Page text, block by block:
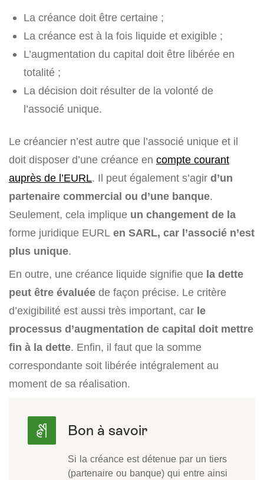
La créance doit être certaine ;
La créance est à la fois liquide et exigible ;
L’augmentation du capital doit être libérée en
totalité ;
La décision doit résulter de la volonté de
l’associé unique.
Le créancier n’est autre que l’associé unique et il
doit disposer d’une créance en compte courant
auprès de l’EURL. Il peut également s’agir d’un
partenaire commercial ou d’une banque.
Seulement, cela implique un changement de la
forme juridique EURL en SARL, car l’associé n’est
plus unique.
En outre, une créance liquide signifie que la dette
peut être évaluée de façon précise. Le critère
d’exigibilité est aussi très important, car le
processus d’augmentation de capital doit mettre
fin à la dette. Enfin, il faut que la somme
correspondante soit libérée intégralement au
moment de sa réalisation.
Si la créance est détenue par un tiers
(partenaire ou banque) qui entre ainsi